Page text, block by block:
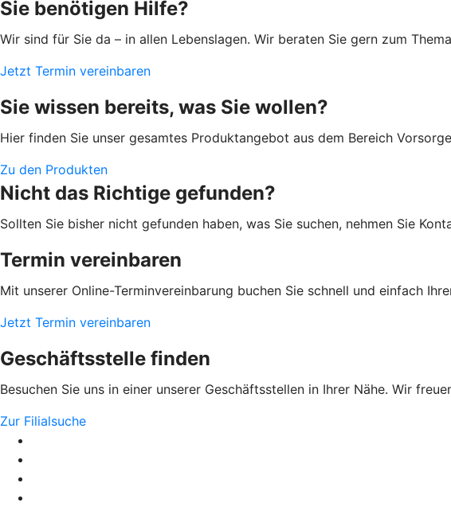
Sie benötigen Hilfe?
Wir sind für Sie da – in allen Lebenslagen. Wir beraten Sie gern zum
Jetzt Termin vereinbaren
Sie wissen bereits, was Sie wollen?
Hier finden Sie unser gesamtes Produktangebot aus dem Bereich
Zu den Produkten
Nicht das Richtige gefunden?
Sollten Sie bisher nicht gefunden haben, was Sie suchen, nehmen Sie
Termin vereinbaren
Mit unserer Online-Terminvereinbarung buchen Sie schnell und einfach
Jetzt Termin vereinbaren
Geschäftsstelle finden
Besuchen Sie uns in einer unserer Geschäftsstellen in Ihrer Nähe. Wir
Zur Filialsuche